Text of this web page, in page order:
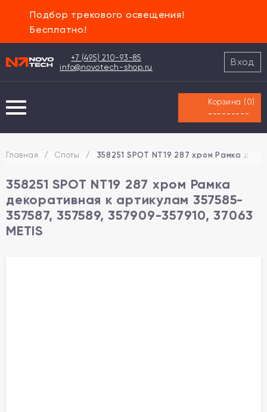
Подбор трекового освещения!
Бесплатно!
+7 (495) 210-93-85
info@novotech-shop.ru
Вход
Корзина ( 0)
---------
Главная / Споты / 358251 SPOT NT19 287 хром Рамка
358251 SPOT NT19 287 хром Рамка
декоративная к артикулам 357585-
357587, 357589, 357909-357910, 37063
METIS